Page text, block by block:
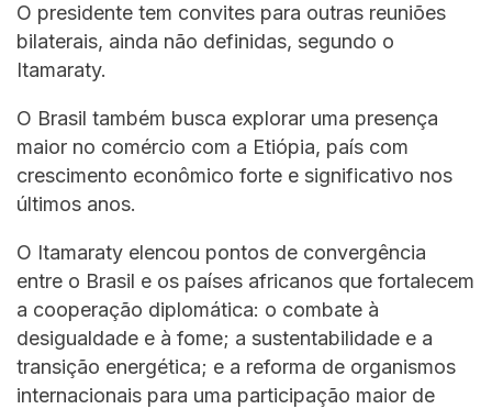
O presidente tem convites para outras reuniões
bilaterais, ainda não definidas, segundo o
Itamaraty.
O Brasil também busca explorar uma presença
maior no comércio com a Etiópia, país com
crescimento econômico forte e significativo nos
últimos anos.
O Itamaraty elencou pontos de convergência
entre o Brasil e os países africanos que fortalecem
a cooperação diplomática: o combate à
desigualdade e à fome; a sustentabilidade e a
transição energética; e a reforma de organismos
internacionais para uma participação maior de